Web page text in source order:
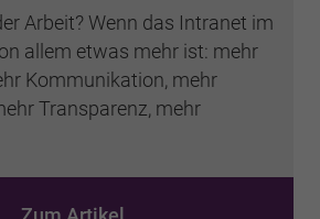
Arbeit? Wenn das Intranet im
allem etwas mehr ist: mehr
Kommunikation, mehr
Transparenz, mehr